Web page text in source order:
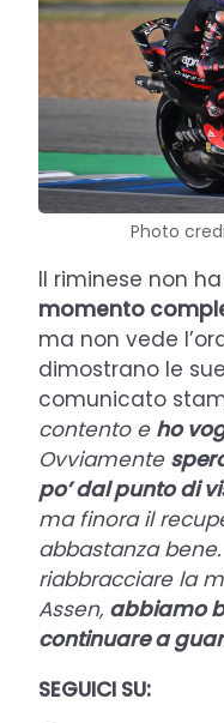
Photo
Il riminese non
momento
ma non vede
dimostrano le
comunicato
contento e ho
Ovviamente
po’ dal punto di
ma finora il
abbastanza
riabbracciare la
Assen, abbiamo
continuare a
SEGUICI SU: